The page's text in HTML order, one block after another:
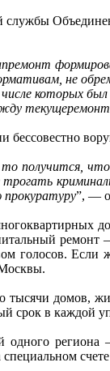
не
которых
получится,
трогать
прокуратуру”, —
голосов.
тысячи домов,
срок в каждой
региона